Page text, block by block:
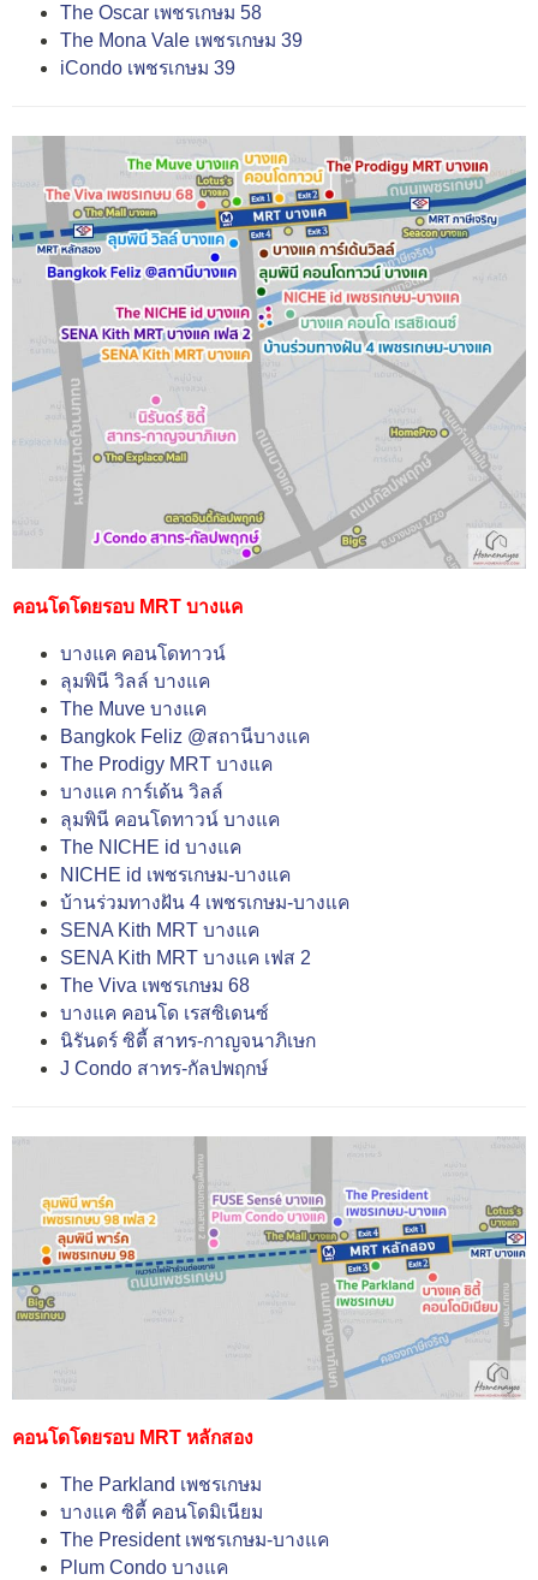
The Oscar เพชรเกษม 58
The Mona Vale เพชรเกษม 39
iCondo เพชรเกษม 39
คอนโดโดยรอบ MRT บางแค
บางแค คอนโดทาวน์
ลุมพินี วิลล์ บางแค
The Muve บางแค
Bangkok Feliz @สถานีบางแค
The Prodigy MRT บางแค
บางแค การ์เด้น วิลล์
ลุมพินี คอนโดทาวน์ บางแค
The NICHE id บางแค
NICHE id เพชรเกษม-บางแค
บ้านร่วมทางฝัน 4 เพชรเกษม-บางแค
SENA Kith MRT บางแค
SENA Kith MRT บางแค เฟส 2
The Viva เพชรเกษม 68
บางแค คอนโด เรสซิเดนซ์
นิรันดร์ ซิตี้ สาทร-กาญจนาภิเษก
J Condo สาทร-กัลปพฤกษ์
คอนโดโดยรอบ MRT หลักสอง
The Parkland เพชรเกษม
บางแค ซิตี้ คอนโดมิเนียม
The President เพชรเกษม-บางแค
Plum Condo บางแค